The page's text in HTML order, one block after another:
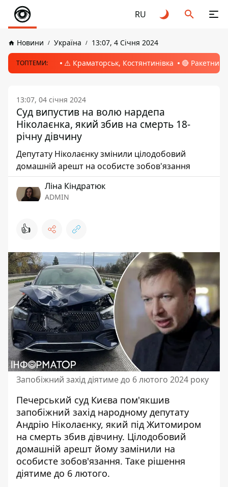
RU
Новини Україна 13:07, 4 Січня 2024
ТОПТЕМИ: ⚠️ Краматорськ, Костянтинівка 🔴 Ракетний
13:07, 04 січня 2024
Суд випустив на волю нардепа
Ніколаєнка, який збив на смерть 18-
річну дівчину
Депутату Ніколаєнку змінили цілодобовий
домашній арешт на особисте зобов'язання
Ліна Кіндратюк
ADMIN
👍
Запобіжний захід діятиме до 6 лютого 2024 року
Печерський суд Києва пом'якшив
запобіжний захід народному депутату
Андрію Ніколаєнку, який під Житомиром
на смерть збив дівчину. Цілодобовий
домашній арешт йому замінили на
особисте зобов'язання. Таке рішення
діятиме до 6 лютого.